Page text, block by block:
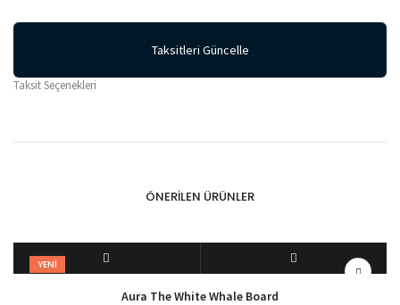
Taksitleri Güncelle
Taksit Seçenekleri
ÖNERILEN ÜRÜNLER
YENI
SEPETE EKLE
QUICK VIEW
Aura The White Whale Board